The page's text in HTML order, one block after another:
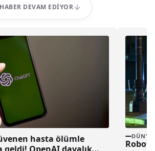
HABER DEVAM EDIYOR
hasta ölümle
DÜNYA
Robot